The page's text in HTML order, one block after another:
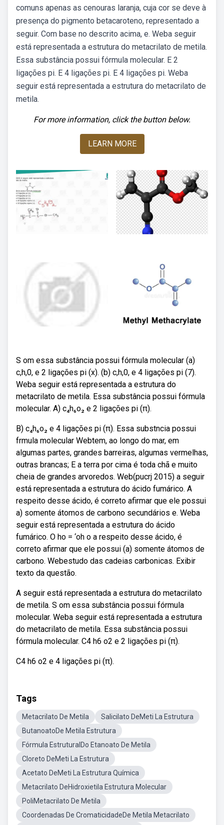
comuns apenas as cenouras laranja, cuja cor se deve à
presença do pigmento betacaroteno, representado a
seguir. Com base no descrito acima, e. Weba seguir
está representada a estrutura do metacrilato de metila.
Essa substância possui fórmula molecular. E 2
ligações pi. E 4 ligações pi. E 4 ligações pi. Weba
seguir está representada a estrutura do metacrilato de
metila.
For more information, click the button below.
LEARN MORE
S om essa substância possui fórmula molecular (a)
c,h,0, e 2 ligações pi (x). (b) c,h,0, e 4 ligações pi (7).
Weba seguir está representada a estrutura do
metacrilato de metila. Essa substância possui fórmula
molecular. A) c₄h₆o₂ e 2 ligações pi (π).
B) c₄h₆o₂ e 4 ligações pi (π). Essa substncia possui
frmula molecular Webtem, ao longo do mar, em
algumas partes, grandes barreiras, algumas vermelhas,
outras brancas; E a terra por cima é toda chã e muito
cheia de grandes arvoredos. Web(pucrj 2015) a seguir
está representada a estrutura do ácido fumárico. A
respeito desse ácido, é correto afirmar que ele possui
a) somente átomos de carbono secundários e. Web a
seguir está representada a estrutura do ácido
fumárico. O ho = ‘oh o a respeito desse ácido, é
correto afirmar que ele possui (a) somente átomos de
carbono. Webestudo das cadeias carbonicas. Exibir
texto da questão.
A seguir está representada a estrutura do metacrilato
de metila. S om essa substância possui fórmula
molecular. Weba seguir está representada a estrutura
do metacrilato de metila. Essa substância possui
fórmula molecular. C4 h6 o2 e 2 ligações pi (π).
C4 h6 o2 e 4 ligações pi (π).
Tags
Metacrilato De Metila
Salicilato DeMeti La Estrutura
ButanoatoDe Metila Estrutura
Fórmula EstruturalDo Etanoato De Metila
Cloreto DeMeti La Estrutura
Acetato DeMeti La Estrutura Química
Metacrilato DeHidroxietila Estrutura Molecular
PoliMetacrilato De Metila
Coordenadas De CromaticidadeDe Metila Metacrilato